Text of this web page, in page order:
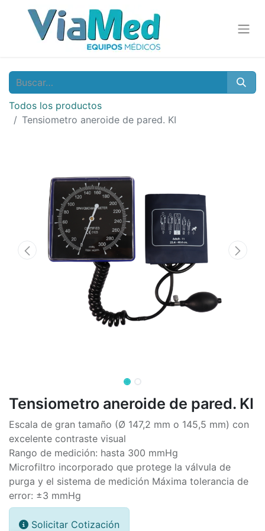
Todos los productos
Tensiometro aneroide de pared. KI
Tensiometro aneroide de pared. KI
Escala de gran tamaño (Ø 147,2 mm o 145,5 mm) con
excelente contraste visual
Rango de medición: hasta 300 mmHg
Microfiltro incorporado que protege la válvula de
purga y el sistema de medición Máxima tolerancia de
error: ±3 mmHg
Solicitar Cotización